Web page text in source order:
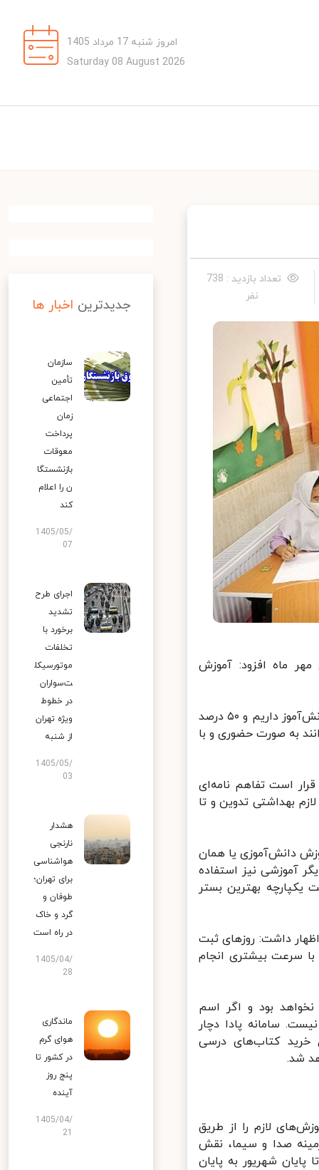
امروز شنبه 17 مرداد 1405
Saturday 08 August 2026
تعداد بازدید : 738
نفر
ماه ‌افزود: آموزش
سرپرست وزارت آموزش و پرورش ادامه داد: بیش از ۱۰۰ هزار کلاس زیر ۱۵ دانش‌آموز داریم و ۵۰ درصد
به صورت حضوری و با
است تفاهم نامه‌ای
بهداشتی تدوین و تا
دانش‌آموزی یا همان
آموزشی نیز استفاده
بهترین بستر
داشت: روزهای ثبت
سرعت بیشتری انجام
بود و اگر اسم
سامانه پادا دچار
کتاب‌های درسی
شد.
با پوشش نزدیک به ۱۰۰ درصدی آموزش‌های لازم را از طریق
صدا و سیما، نقش
شهریور به پایان
جدیدترین اخبار ها
سازمان
تأمین
اجتماعی
زمان
پرداخت
معوقات
بازنشستگا
ن را اعلام
کند
1405/05/
07
اجرای طرح
تشدید
برخورد با
تخلفات
موتورسیکل
ت‌سواران
در خطوط
ویژه تهران
از شنبه
1405/05/
03
هشدار
نارنجی
هواشناسی
برای تهران؛
طوفان و
گرد و خاک
در راه است
1405/04/
28
ماندگاری
هوای گرم
در کشور تا
پنج روز
آینده
1405/04/